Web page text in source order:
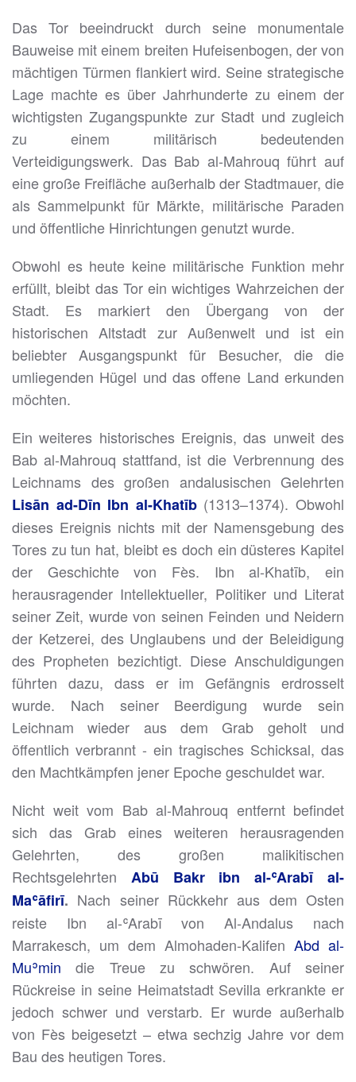
Das Tor beeindruckt durch seine monumentale
Bauweise mit einem breiten Hufeisenbogen, der von
mächtigen Türmen flankiert wird. Seine strategische
Lage machte es über Jahrhunderte zu einem der
wichtigsten Zugangspunkte zur Stadt und zugleich
zu einem militärisch bedeutenden
Verteidigungswerk. Das Bab al-Mahrouq führt auf
eine große Freifläche außerhalb der Stadtmauer, die
als Sammelpunkt für Märkte, militärische Paraden
und öffentliche Hinrichtungen genutzt wurde.
Obwohl es heute keine militärische Funktion mehr
erfüllt, bleibt das Tor ein wichtiges Wahrzeichen der
Stadt. Es markiert den Übergang von der
historischen Altstadt zur Außenwelt und ist ein
beliebter Ausgangspunkt für Besucher, die die
umliegenden Hügel und das offene Land erkunden
möchten.
Ein weiteres historisches Ereignis, das unweit des
Bab al-Mahrouq stattfand, ist die Verbrennung des
Leichnams des großen andalusischen Gelehrten
Lisān ad-Dīn Ibn al-Khatīb (1313–1374). Obwohl
dieses Ereignis nichts mit der Namensgebung des
Tores zu tun hat, bleibt es doch ein düsteres Kapitel
der Geschichte von Fès. Ibn al-Khatīb, ein
herausragender Intellektueller, Politiker und Literat
seiner Zeit, wurde von seinen Feinden und Neidern
der Ketzerei, des Unglaubens und der Beleidigung
des Propheten bezichtigt. Diese Anschuldigungen
führten dazu, dass er im Gefängnis erdrosselt
wurde. Nach seiner Beerdigung wurde sein
Leichnam wieder aus dem Grab geholt und
öffentlich verbrannt - ein tragisches Schicksal, das
den Machtkämpfen jener Epoche geschuldet war.
Nicht weit vom Bab al-Mahrouq entfernt befindet
sich das Grab eines weiteren herausragenden
Gelehrten, des großen malikitischen
Rechtsgelehrten
Abū Bakr ibn al-ʿArabī al-
Maʿāfirī. Nach seiner Rückkehr aus dem Osten
reiste Ibn al-ʿArabī von Al-Andalus nach
Marrakesch, um dem Almohaden-Kalifen Abd al-
Muʾmin die Treue zu schwören. Auf seiner
Rückreise in seine Heimatstadt Sevilla erkrankte er
jedoch schwer und verstarb. Er wurde außerhalb
von Fès beigesetzt – etwa sechzig Jahre vor dem
Bau des heutigen Tores.